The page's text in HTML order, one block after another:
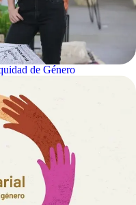
de Género